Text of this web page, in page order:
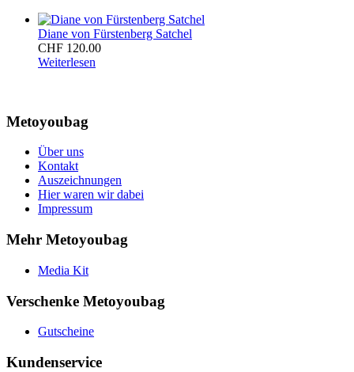
Diane von Fürstenberg Satchel
CHF 120.00
Weiterlesen
Metoyoubag
Über uns
Kontakt
Auszeichnungen
Hier waren wir dabei
Impressum
Mehr Metoyoubag
Media Kit
Verschenke Metoyoubag
Gutscheine
Kundenservice